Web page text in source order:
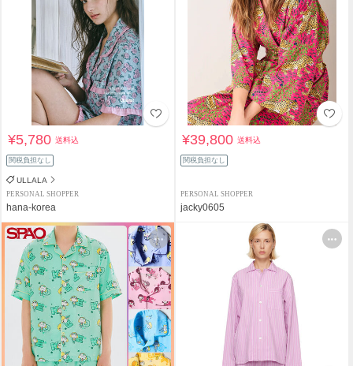
¥5,780送料込
関税負担なし
ULLALA
PERSONAL SHOPPER
hana-korea
¥39,800送料込
関税負担なし
PERSONAL SHOPPER
jacky0605